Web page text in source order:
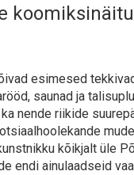
esimesed
saunad ja
nende riikide
kõikjalt üle
endi ainulaadseid